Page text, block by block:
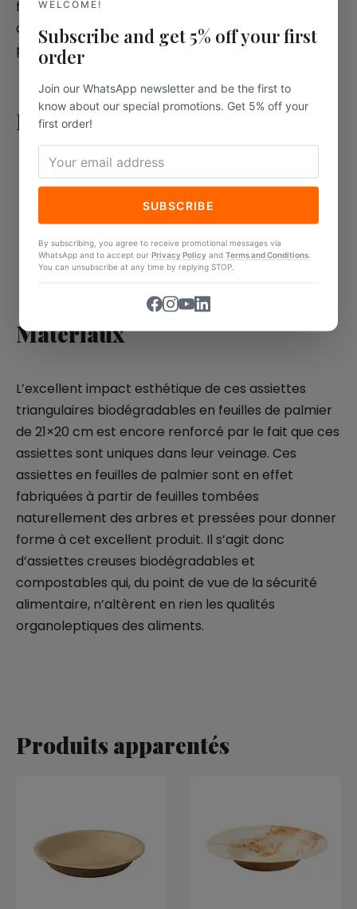
fraction organique de la collecte sélective
des déchets. Ils contribueront à la
production d’un compost fertile.
Informations techniques
hauteur 6 cm ;
poids 46,2 g ;
couleur naturelle.
Matériaux
L’excellent impact esthétique de ces assiettes
triangulaires biodégradables en feuilles de palmier
de 21×20 cm est encore renforcé par le fait que ces
assiettes sont uniques dans leur veinage. Ces
assiettes en feuilles de palmier sont en effet
fabriquées à partir de feuilles tombées
naturellement des arbres et pressées pour donner
forme à cet excellent produit. Il s’agit donc
d’assiettes creuses biodégradables et
compostables qui, du point de vue de la sécurité
alimentaire, n’altèrent en rien les qualités
organoleptiques des aliments.
Produits apparentés
WELCOME!
Subscribe and get 5% off your first
order
Join our WhatsApp newsletter and be the first to
know about our special promotions. Get 5% off your
first order!
SUBSCRIBE
By subscribing, you agree to receive promotional messages via
WhatsApp and to accept our Privacy Policy and Terms and Conditions
You can unsubscribe at any time by replying STOP.